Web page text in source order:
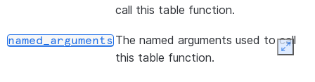
call this table function.
named_arguments The named arguments used to call
this table function.